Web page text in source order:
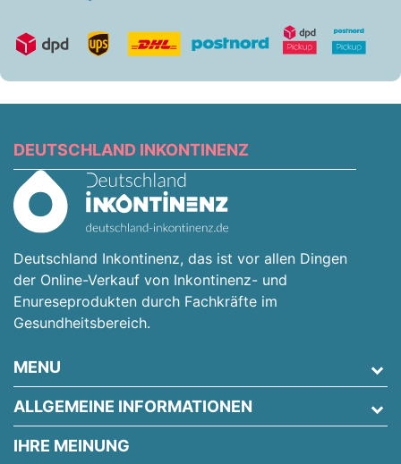
DEUTSCHLAND INKONTINENZ
Deutschland Inkontinenz, das ist vor allen Dingen
der Online-Verkauf von Inkontinenz- und
Enureseprodukten durch Fachkräfte im
Gesundheitsbereich.
MENU
ALLGEMEINE INFORMATIONEN
IHRE MEINUNG